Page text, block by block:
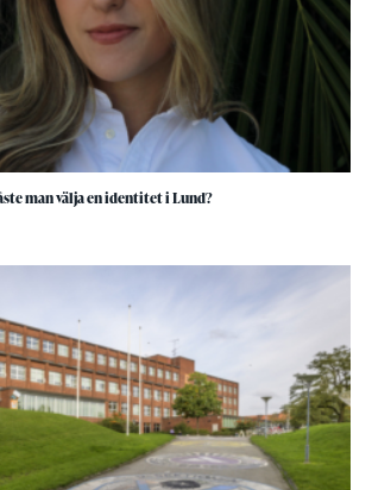
man välja en identitet i Lund?